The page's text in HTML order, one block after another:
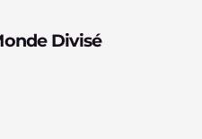
Divisé